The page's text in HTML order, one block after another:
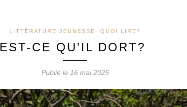
LITTÉRATURE JEUNESSE QUOI LIRE?
EST-CE QU’IL DORT?
Publié le 16 mai 2025